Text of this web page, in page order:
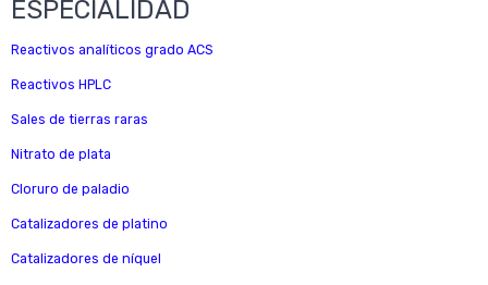
ESPECIALIDAD
Reactivos analíticos grado ACS
Reactivos HPLC
Sales de tierras raras
Nitrato de plata
Cloruro de paladio
Catalizadores de platino
Catalizadores de níquel